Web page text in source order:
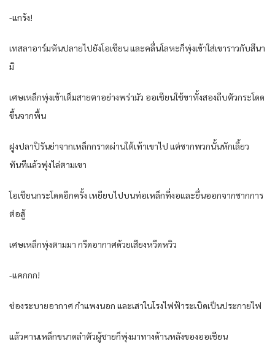
-แกร้ง!
เทสลาอาร์มหันปลายไปยังโอเชียน และคลื่นโลหะก็พุ่งเข้าใส่เขาราวกับสึนา
มิ
เศษเหล็กพุ่งเข้าเต็มสายตาอย่างพร่ามัว ออเชียนใช้ขาทั้งสองถีบตัวกระโดด
ขึ้นจากพื้น
ฝูงปลาปิรันย่าจากเหล็กกราดผ่านใต้เท้าเขาไป แต่ซากพวกนั้นหักเลี้ยว
ทันทีแล้วพุ่งไล่ตามเขา
โอเชียนกระโดดอีกครั้ง เหยียบไปบนท่อเหล็กที่งอและยื่นออกจากซากการ
ต่อสู้
เศษเหล็กพุ่งตามมา กรีดอากาศด้วยเสียงหวีดหวิว
-แคกกก!
ช่องระบายอากาศ กำแพงนอก และเสาในโรงไฟฟ้าระเบิดเป็นประกายไฟ
แล้วคานเหล็กขนาดลำตัวผู้ชายก็พุ่งมาทางด้านหลังของออเชียน